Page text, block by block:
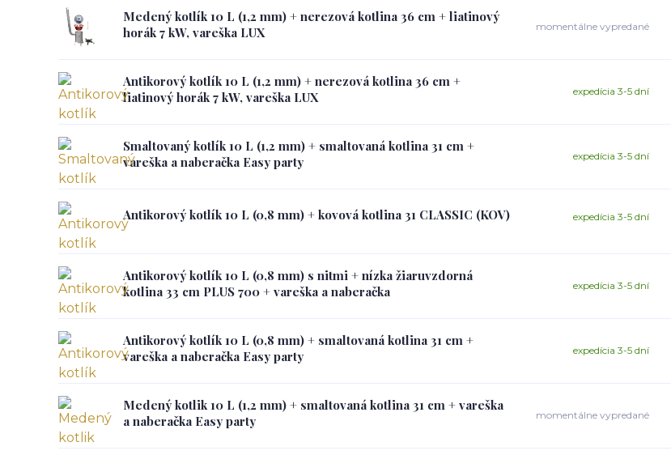
Medený kotlík 10 L (1,2 mm) + nerezová kotlina 36 cm + liatinový
horák 7 kW, vareška LUX
momentálne vypredané
Antikorový kotlík 10 L (1,2 mm) + nerezová kotlina 36 cm +
liatinový horák 7 kW, vareška LUX
expedícia 3-5 dní
Smaltovaný kotlík 10 L (1,2 mm) + smaltovaná kotlina 31 cm +
vareška a naberačka Easy party
expedícia 3-5 dní
Antikorový kotlík 10 L (0,8 mm) + kovová kotlina 31 CLASSIC (KOV) expedícia 3-5 dní
Antikorový kotlík 10 L (0,8 mm) s nitmi + nízka žiaruvzdorná
kotlina 33 cm PLUS 700 + vareška a naberačka
expedícia 3-5 dní
Antikorový kotlík 10 L (0,8 mm) + smaltovaná kotlina 31 cm +
vareška a naberačka Easy party
expedícia 3-5 dní
Medený kotlik 10 L (1,2 mm) + smaltovaná kotlina 31 cm + vareška
a naberačka Easy party
momentálne vypredané